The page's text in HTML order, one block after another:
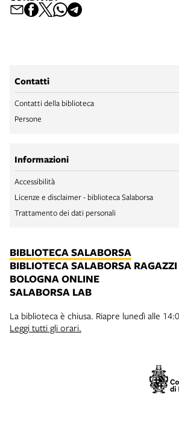
Contatti
Contatti della biblioteca
Persone
Informazioni
Accessibilità
Licenze e disclaimer - biblioteca Salaborsa
Trattamento dei dati personali
BIBLIOTECA SALABORSA
BIBLIOTECA SALABORSA RAGAZZI
BOLOGNA ONLINE
SALABORSA LAB
La biblioteca è chiusa. Riapre lunedì alle
Leggi tutti gli orari.